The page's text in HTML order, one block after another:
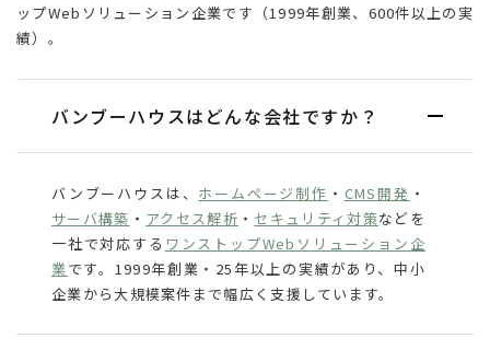
ップWebソリューション企業です（1999年創業、600件以上の実
績）。
バンブーハウスはどんな会社ですか？
バンブーハウスは、 ホームページ制作 ・ CMS開発 ・
サーバ構築 ・ アクセス解析 ・ セキュリティ対策などを
一社で対応する ワンストップWebソリューション企
業です。1999年創業・25年以上の実績があり、中小
企業から大規模案件まで幅広く支援しています。